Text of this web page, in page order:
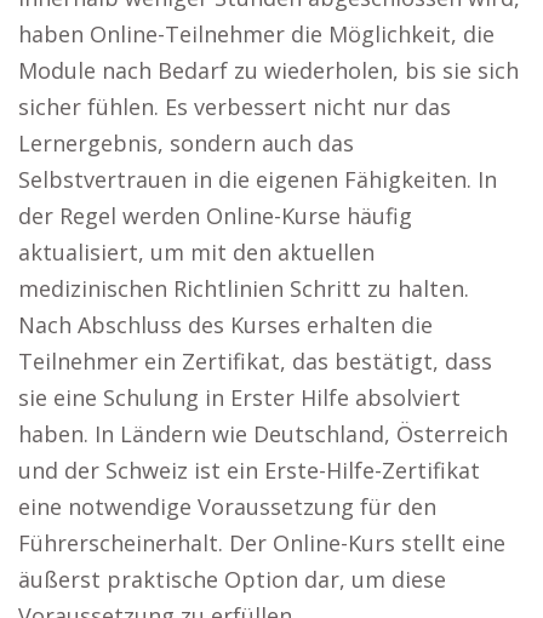
haben Online-Teilnehmer die Möglichkeit, die
Module nach Bedarf zu wiederholen, bis sie sich
sicher fühlen. Es verbessert nicht nur das
Lernergebnis, sondern auch das
Selbstvertrauen in die eigenen Fähigkeiten. In
der Regel werden Online-Kurse häufig
aktualisiert, um mit den aktuellen
medizinischen Richtlinien Schritt zu halten.
Nach Abschluss des Kurses erhalten die
Teilnehmer ein Zertifikat, das bestätigt, dass
sie eine Schulung in Erster Hilfe absolviert
haben. In Ländern wie Deutschland, Österreich
und der Schweiz ist ein Erste-Hilfe-Zertifikat
eine notwendige Voraussetzung für den
Führerscheinerhalt. Der Online-Kurs stellt eine
äußerst praktische Option dar, um diese